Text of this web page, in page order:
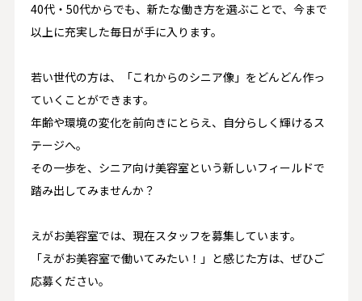
40代・50代からでも、新たな働き方を選ぶことで、今まで
以上に充実した毎日が手に入ります。
若い世代の方は、「これからのシニア像」をどんどん作っ
ていくことができます。
年齢や環境の変化を前向きにとらえ、自分らしく輝けるス
テージへ。
その一歩を、シニア向け美容室という新しいフィールドで
踏み出してみませんか？
えがお美容室では、現在スタッフを募集しています。
「えがお美容室で働いてみたい！」と感じた方は、ぜひご
応募ください。